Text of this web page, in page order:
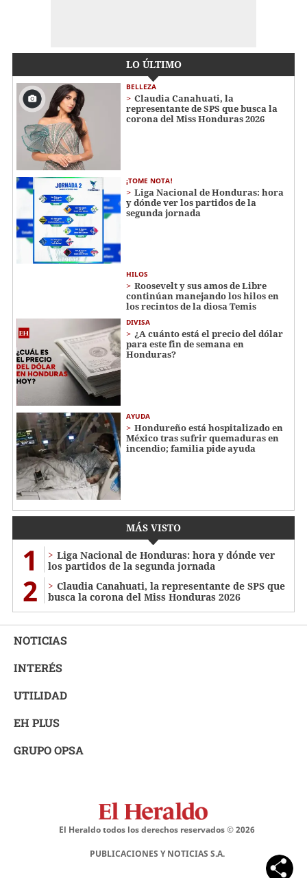
LO ÚLTIMO
BELLEZA
Claudia Canahuati, la
representante de SPS que busca la
corona del Miss Honduras 2026
¡TOME NOTA!
Liga Nacional de Honduras: hora
y dónde ver los partidos de la
segunda jornada
HILOS
Roosevelt y sus amos de Libre
continúan manejando los hilos en
los recintos de la diosa Temis
DIVISA
¿A cuánto está el precio del dólar
para este fin de semana en
Honduras?
AYUDA
Hondureño está hospitalizado en
México tras sufrir quemaduras en
incendio; familia pide ayuda
MÁS VISTO
1
Liga Nacional de Honduras: hora y dónde ver
los partidos de la segunda jornada
2
Claudia Canahuati, la representante de SPS que
busca la corona del Miss Honduras 2026
NOTICIAS
INTERÉS
UTILIDAD
EH PLUS
GRUPO OPSA
El Heraldo todos los derechos reservados ©2026
PUBLICACIONES Y NOTICIAS S.A.